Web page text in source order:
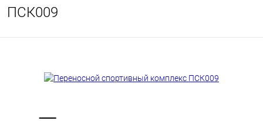
ПСК009